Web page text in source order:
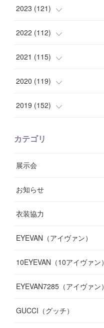
(9)
( 7)
( 8 )
(7)
( 8)
( 7 )
( 10)
9
(14
(8
(9
(14)
( 15)
( 11)
( 10)
( 11)
(14
(19
(12)
(10)
2023 (121)
( 12)
( 8)
( 8)
( 6)
(12
(10
(17)
(11)
(10)
2022 (112)
( 10)
( 7)
(8)
(9
(7
(7
(10)
(11)
12)
2021 (115)
( 14)
(13)
(3
( 7
(13)
(11)
(13)
7)
2020 (119)
(7)
(
( 5
(8)
(12)
11)
2019 (152)
(10 )
(10)
13)
カテゴリ
展示会
お知らせ
衣装協力
EYEVAN（アイヴァン）
10EYEVAN（10アイヴァン）
EYEVAN7285（アイヴァン）
GUCCI（グッチ）